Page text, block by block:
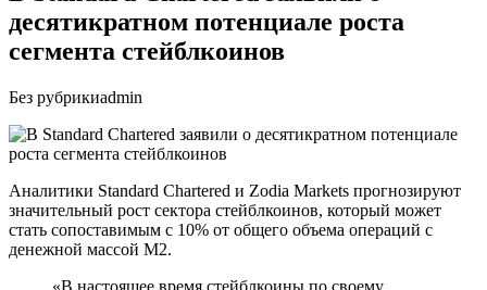
десятикратном потенциале роста
сегмента стейблкоинов
Без рубрикиadmin
Аналитики Standard Chartered и Zodia Markets прогнозируют
значительный рост сектора стейблкоинов, который может
стать сопоставимым с 10% от общего объема операций с
денежной массой M2.
«В настоящее время стейблкоины по своему